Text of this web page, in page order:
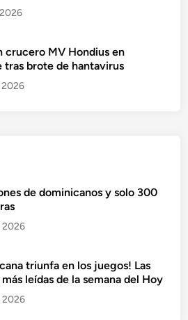
crucero MV Hondius en
tras brote de hantavirus
2026
de dominicanos y solo 300
2026
triunfa en los juegos! Las
leídas de la semana del Hoy
2026